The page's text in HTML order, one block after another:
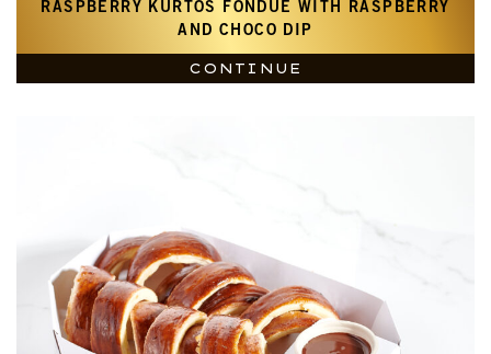
RASPBERRY KÜRTŐS FONDUE WITH RASPBERRY
AND CHOCO DIP
CONTINUE